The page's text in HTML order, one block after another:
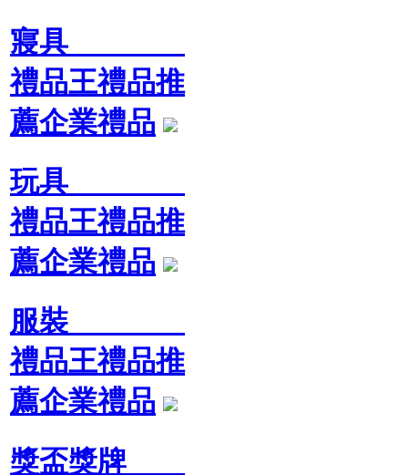
寢具
禮品王禮品推
薦企業禮品
玩具
禮品王禮品推
薦企業禮品
服裝
禮品王禮品推
薦企業禮品
獎盃獎牌